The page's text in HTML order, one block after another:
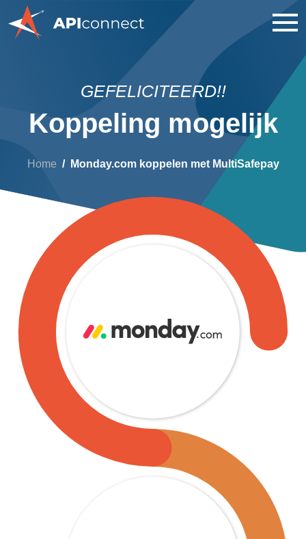
GEFELICITEERD!!
Koppeling mogelijk
Home Monday.com koppelen met MultiSafepay